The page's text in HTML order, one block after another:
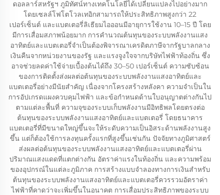
ดอลลาร์สหรัฐฯ ภูมิทัศน์ทางเทคโนโลยีได้เปลี่ยนแปลงไปอย่างมาก
โดยเซลล์โฟโตโวลเทอิกสามารถให้ประสิทธิภาพสูงกว่า 22
เปอร์เซ็นต์ และแบตเตอรี่ลิเธียมไอออนมีอายุการใช้งาน 10–15 ปี โดย
มีการเสื่อมสภาพน้อยมาก การคำนวณต้นทุนของระบบพลังงานแสง
อาทิตย์และแบตเตอรี่จำเป็นต้องพิจารณาเครดิตภาษีจากรัฐบาลกลาง
เงินคืนจากหน่วยงานของรัฐ และแรงจูงใจจากบริษัทไฟฟ้าท้องถิ่น ซึ่ง
อาจช่วยลดค่าใช้จ่ายเบื้องต้นได้ถึง 30–50 เปอร์เซ็นต์ ความซับซ้อน
ของการติดตั้งส่งผลต่อต้นทุนของระบบพลังงานแสงอาทิตย์และ
แบตเตอรี่อย่างมีนัยสำคัญ เนื่องจากโครงสร้างหลังคา ความจำเป็นใน
การอัปเกรดแผงควบคุมไฟฟ้า และข้อกำหนดด้านใบอนุญาตต่างกันไป
ตามแต่ละพื้นที่ ความจุของระบบเก็บพลังงานมีอิทธิพลโดยตรงต่อ
ต้นทุนของระบบพลังงานแสงอาทิตย์และแบตเตอรี่ โดยธนาคาร
แบตเตอรี่ที่มีขนาดใหญ่ขึ้นจะให้ระดับความเป็นอิสระด้านพลังงานสูง
ขึ้น แต่ก็ต้องใช้การลงทุนครั้งแรกที่สูงขึ้นเช่นกัน ปัจจัยทางภูมิศาสตร์
ส่งผลต่อต้นทุนของระบบพลังงานแสงอาทิตย์และแบตเตอรี่ผ่าน
ปริมาณแสงแดดที่แตกต่างกัน อัตราค่าแรงในท้องถิ่น และความพร้อม
ของอุปกรณ์ในแต่ละภูมิภาค การสร้างแบบจำลองทางการเงินสำหรับ
ต้นทุนของระบบพลังงานแสงอาทิตย์และแบตเตอรี่ควรรวมอัตราค่า
ไฟฟ้าที่คาดว่าจะเพิ่มขึ้นในอนาคต การเสื่อมประสิทธิภาพของระบบ